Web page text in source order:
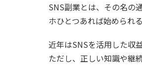
SNS副業とは、その名の
ホひとつあれば始められ
近年はSNSを活用した収
ただし、正しい知識や継